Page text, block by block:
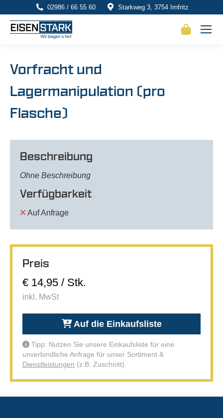
02986 / 66 55 60 Starkweg 3, 3754 Irnfritz
Vorfracht und
Lagermanipulation (pro
Flasche)
Beschreibung
Ohne Beschreibung
Verfügbarkeit
Auf Anfrage
Preis
€ 14,95 / Stk.
inkl. MwSt
Auf die Einkaufsliste
Tipp: Nutzen Sie unsere Einkaufsliste für eine
unverbindliche Anfrage für unser Sortiment &
Dienstleistungen (z.B. Zuschnitt).